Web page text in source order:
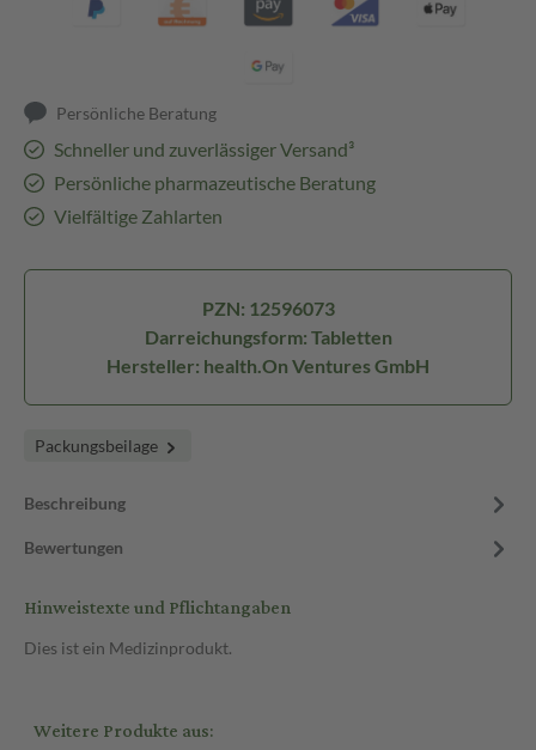
Persönliche Beratung
Schneller und zuverlässiger Versand³
Persönliche pharmazeutische Beratung
Vielfältige Zahlarten
PZN: 12596073
Darreichungsform: Tabletten
Hersteller: health.On Ventures GmbH
Packungsbeilage
Beschreibung
Bewertungen
Hinweistexte und Pflichtangaben
Dies ist ein Medizinprodukt.
Weitere Produkte aus: